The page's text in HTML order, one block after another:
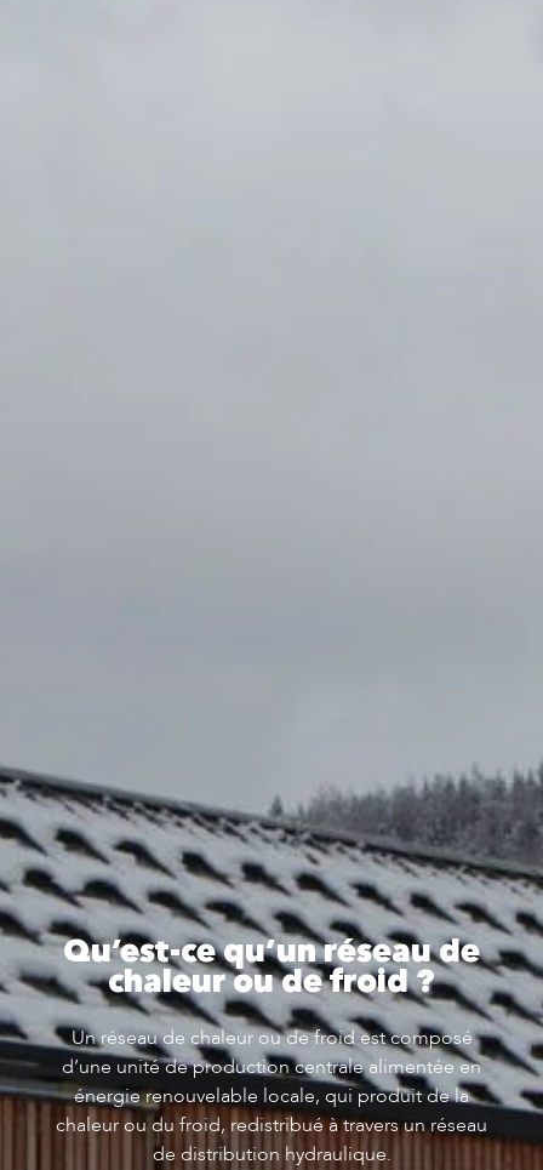
Qu’est-ce qu’un réseau de
chaleur ou de froid ?
Un réseau de chaleur ou de froid est composé
d’une unité de production centrale alimentée en
énergie renouvelable locale, qui produit de la
chaleur ou du froid, redistribué à travers un réseau
de distribution hydraulique.